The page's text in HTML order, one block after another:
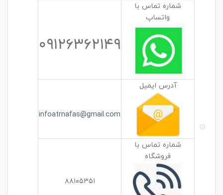
شماره تماس با
واتساپ
۰۹۱۲۶۳۶۲۱۴۹
آدرس ایمیل
infoatrnafas@gmail.com
شماره تماس با
فروشگاه
۸۸۱۰۵۳۵۱